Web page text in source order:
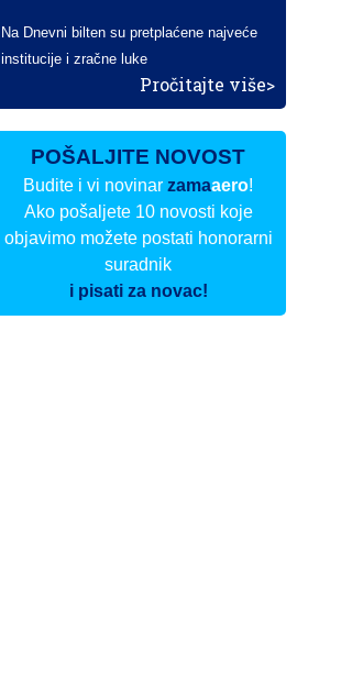
Na Dnevni bilten su pretplaćene najveće
institucije i zračne luke
Pročitajte više>
POŠALJITE NOVOST
Budite i vi novinarzamaaero!
Ako pošaljete 10 novosti koje
objavimo možete postati honorarni
suradnik
i pisati za novac!